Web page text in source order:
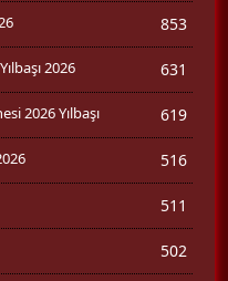
853
2026 631
2026 Yılbaşı 619
516
511
502